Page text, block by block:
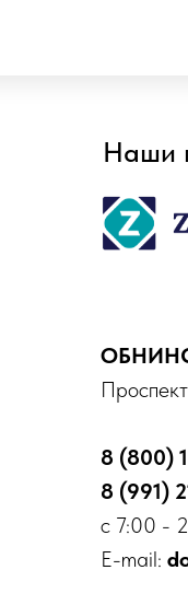
Наши
8 (800)
8 (991)
с 7:00 -
E-mail: